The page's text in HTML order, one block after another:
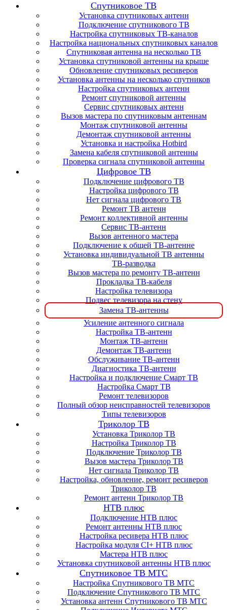
Спутниковое ТВ
Установка спутниковых антенн
Подключение спутникового ТВ
Настройка спутниковых ТВ-каналов
Настройка национальных спутниковых каналов
Спутниковая антенна на несколько ТВ
Установка спутниковой антенны на крыше
Обновление спутниковых ресиверов
Установка антенны на несколько спутников
Настройка спутниковых антенн
Ремонт спутниковой антенны
Сервис спутниковых антенн
Вызов мастера по спутниковым антеннам
Монтаж спутниковой антенны
Демонтаж спутниковой антенны
Установка и настройка Hotbird
Замена кабеля спутниковой антенны
Проверка сигнала спутниковой антенны
Цифровое ТВ
Подключение цифрового ТВ
Настройка цифрового ТВ
Нет сигнала цифрового ТВ
Ремонт ТВ антенн
Ремонт коллективной антенны
Сервис ТВ-антенн
Вызов антенного мастера
Подключение к общей ТВ-антенне
Установка индивидуальной ТВ антенны
ТВ-разводка
Вызов мастера по ремонту ТВ-антенн
Прокладка ТВ-кабеля
Настройка телевизора
Подвес телевизора на стену
Замена ТВ-антенны
Усиление антенного сигнала
Настройка ТВ-антенн
Монтаж ТВ-антенн
Демонтаж ТВ-антенн
Обслуживание ТВ-антенн
Диагностика ТВ-антенн
Настройка и подключение Смарт ТВ
Настройка Смарт ТВ
Ремонт телевизоров
Полный обзор неисправностей телевизоров
Типы телевизоров
Триколор ТВ
Установка Триколор ТВ
Настройка Триколор ТВ
Подключение Триколор ТВ
Вызов мастера Триколор ТВ
Нет сигнала Триколор ТВ
Настройка, обновление, ремонт ресиверов
Триколор ТВ
Ремонт антенн Триколор ТВ
НТВ плюс
Подключение НТВ плюс
Ремонт антенны НТВ плюс
Настройка ресивера НТВ плюс
Настройка модуля CI+ НТВ плюс
Мастера НТВ плюс
Установка спутниковой антенны НТВ плюс
Спутниковое ТВ МТС
Настройка Спутникового ТВ МТС
Подключение Спутникового ТВ МТС
Установка антенн Спутникового ТВ МТС